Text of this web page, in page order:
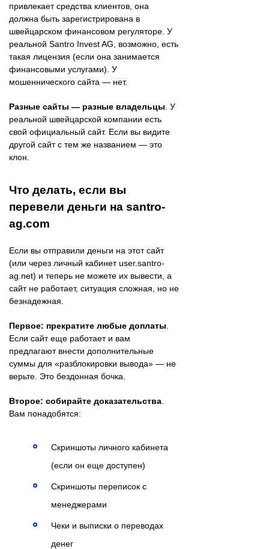
привлекает средства клиентов, она
должна быть зарегистрирована в
швейцарском финансовом регуляторе. У
реальной Santro Invest AG, возможно, есть
такая лицензия (если она занимается
финансовыми услугами). У
мошеннического сайта — нет.
Разные сайты — разные владельцы . У
реальной швейцарской компании есть
свой официальный сайт. Если вы видите
другой сайт с тем же названием — это
клон.
Что делать, если вы
перевели деньги на santro-
ag.com
Если вы отправили деньги на этот сайт
(или через личный кабинет user.santro-
ag.net) и теперь не можете их вывести, а
сайт не работает, ситуация сложная, но не
безнадежная.
Первое: прекратите любые доплаты
Если сайт еще работает и вам
предлагают внести дополнительные
суммы для «разблокировки вывода» — не
верьте. Это бездонная бочка.
Второе: собирайте доказательства
Вам понадобятся:
Скриншоты личного кабинета
(если он еще доступен)
Скриншоты переписок с
менеджерами
Чеки и выписки о переводах
денег